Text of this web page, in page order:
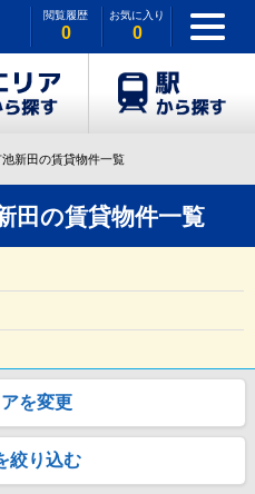
閲覧履歴
0
お気に入り
0
新田の賃貸物件一覧
田の賃貸物件一覧
を変更
絞り込む